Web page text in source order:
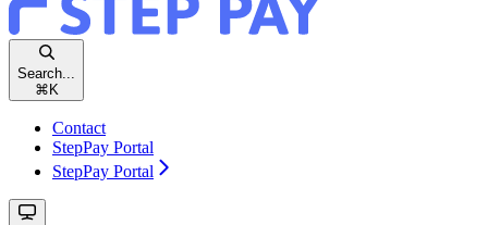
Search...
⌘ K
Contact
StepPay Portal
StepPay Portal